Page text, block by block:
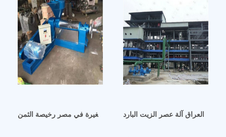
آلة عصر الزيت على البارد الصغيرة في مصر رخيصة الثمن
في العراق آلة عصر الزيت البارد